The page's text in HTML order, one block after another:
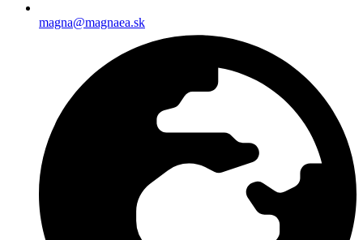
magna@magnaea.sk